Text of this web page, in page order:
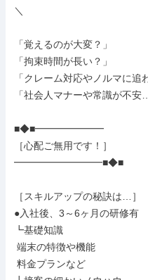
＼
「覚えるのが大変？」
「拘束時間が長い？」
「クレーム対応やノルマに追
「社会人マナーや常識が不安
■◆■━━━━━━━
［心配ご無用です！］
━━━━━━━━━■◆■
［スキルアップの秘訣は…］
●入社後、3～6ヶ月の研修有
┗基礎知識